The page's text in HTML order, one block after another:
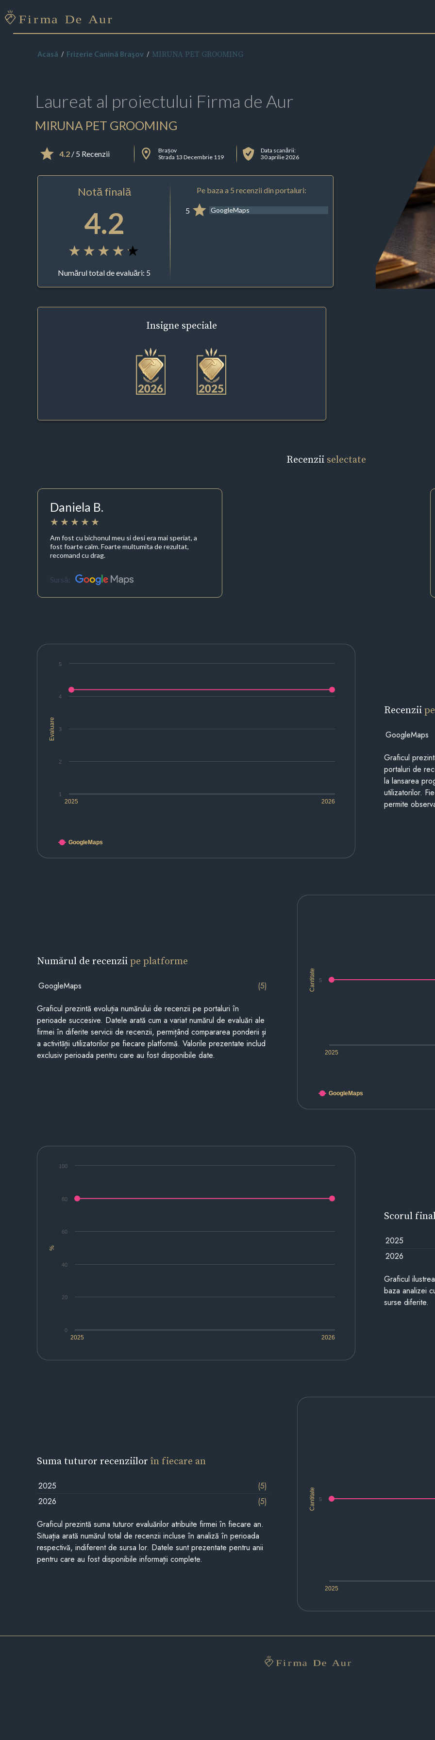
Acasă Frizerie Canină Braşov MIRUNA PET GROOMING
Laureat al proiectului Firma de Aur
MIRUNA PET GROOMING
4.2/ 5 Recenzii
Brașov
Strada 13 Decembrie 119
Data scanării:
30 aprilie 2026
Notă finală
4.2
Numărul total de evaluări: 5
Pe baza a 5 recenzii din portaluri:
5 GoogleMaps
Insigne speciale
Recenzii selectate
Daniela B.
Am fost cu bichonul meu si desi era mai speriat, a
fost foarte calm. Foarte multumita de rezultat,
recomand cu drag.
Sursă:
Evaluare
2025 2026
1
2
3
4
5
GoogleMaps
Recenzii
GoogleMaps
Graficul
portaluri de
la lansarea
utilizatorilor.
permite
Cantitate
2025
5
GoogleMaps
Numărul de recenziipe platforme
GoogleMaps (5)
Graficul prezintă evoluția numărului de recenzii pe portaluri în
perioade succesive. Datele arată cum a variat numărul de evaluări ale
firmei în diferite servicii de recenzii, permițând compararea ponderii și
a activității utilizatorilor pe fiecare platformă. Valorile prezentate includ
exclusiv perioada pentru care au fost disponibile date.
%
2025 2026
0
20
40
60
80
100
Scorul
2025
2026
Graficul
baza analizei
surse diferite.
Cantitate
2025
5
Suma tuturor recenziilorîn fiecare an
2025
(5)
2026
(5)
Graficul prezintă suma tuturor evaluărilor atribuite firmei în fiecare an.
Situația arată numărul total de recenzii incluse în analiză în perioada
respectivă, indiferent de sursa lor. Datele sunt prezentate pentru anii
pentru care au fost disponibile informații complete.